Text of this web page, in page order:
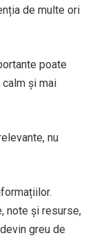
de multe ori
poate
și mai
nu
note și resurse,
greu de